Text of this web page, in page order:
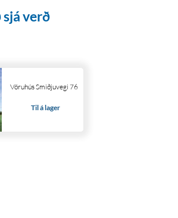
verð
Vöruhús Smiðjuvegi 76
Til á lager